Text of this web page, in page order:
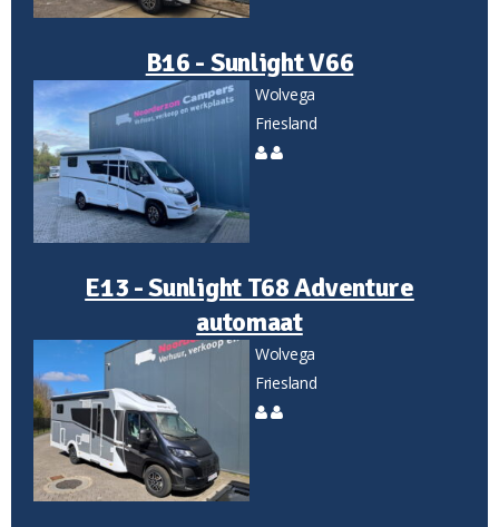
B16 - Sunlight V66
Wolvega
Friesland
E13 - Sunlight T68 Adventure
automaat
Wolvega
Friesland